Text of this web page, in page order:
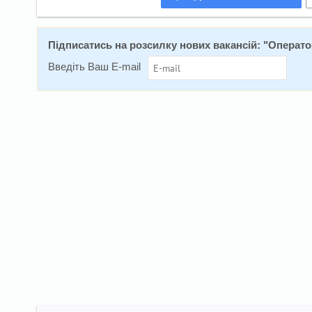
Підписатись на розсилку нових вакансій: "
Введіть Ваш E-mail